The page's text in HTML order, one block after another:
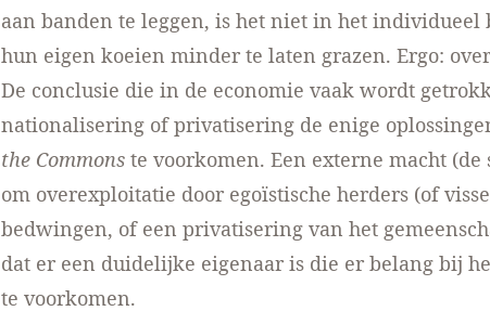
aan banden te leggen, is het niet in het individueel
hun eigen koeien minder te laten grazen. Ergo:
De conclusie die in de economie vaak wordt
nationalisering of privatisering de enige
the Commons te voorkomen. Een externe macht (de
om overexploitatie door egoïstische herders (of
bedwingen, of een privatisering van het
dat er een duidelijke eigenaar is die er belang bij
te voorkomen.